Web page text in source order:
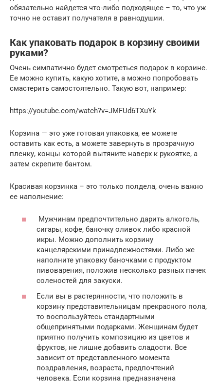
обязательно найдется что-либо подходящее – то, что уж
точно не оставит получателя в равнодушии.
Как упаковать подарок в корзину своими
руками?
Очень симпатично будет смотреться подарок в корзине.
Ее можно купить, какую хотите, а можно попробовать
смастерить самостоятельно. Такую вот, например:
https://youtube.com/watch?v=JMFUd6TXuYk
Корзина — это уже готовая упаковка, ее можете
оставить как есть, а можете завернуть в прозрачную
пленку, концы которой вытяните наверх к рукоятке, а
затем скрепите бантом.
Красивая корзинка – это только полдела, очень важно
ее наполнение:
Мужчинам предпочтительно дарить алкоголь,
сигары, кофе, баночку оливок либо красной
икры. Можно дополнить корзину
канцелярскими принадлежностями. Либо же
наполните упаковку баночками с продуктом
пивоварения, положив несколько разных пачек
соленостей для закуски.
Если вы в растерянности, что положить в
корзину представительницам прекрасного пола,
то воспользуйтесь стандартными
общепринятыми подарками. Женщинам будет
приятно получить композицию из цветов и
фруктов, не лишне добавить сладости. Все
зависит от представленного момента
поздравления, возраста, предпочтений
человека. Если корзина предназначена